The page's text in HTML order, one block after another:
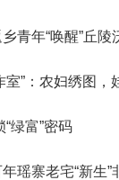
青年“唤醒”丘
室”：农妇绣图，
绿富”密码
瑶寨老宅“新生”